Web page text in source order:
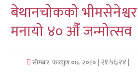
राजनीति
प्रवास
अर्थवाणिज्य
बेथानचोकको
मनायो ४० औँ जन्मोत्सव
सोमबार, फाल्गुण ०७, २०८० | २१:५६:२४ |